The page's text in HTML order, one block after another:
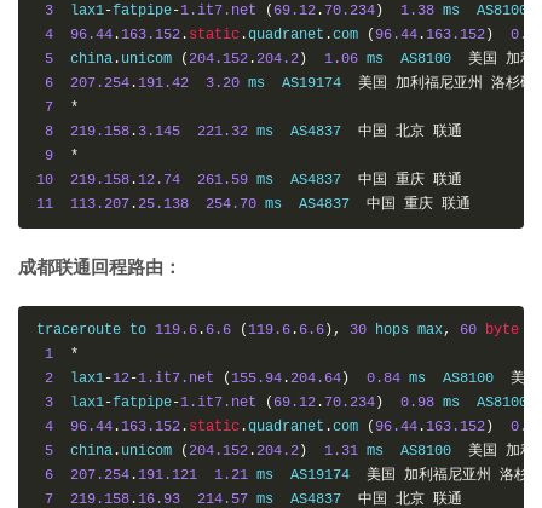
3
  lax1
-fatpipe-1.it7.net ( 69.12 . 70.234) 1.38 ms
4
96.44 . 163.152 . static .quadranet .com (96.44 . 163.152)
5
  china
. unicom (204.152 .204.2) 1.06 ms  AS8100 美国
加利
6
207.254 . 191.42 3.20 ms  AS19174 美国 加利福尼亚州
洛杉矶
7
*
8
219.158 . 3.145 221.32 ms  AS4837 中国 北京 联通
9
*
10
219.158 . 12.74 261.59 ms  AS4837 中国 重庆 联通
11
113.207 .25.138 254.70 ms  AS4837 中国 重庆 联通
成都联通回程路由：
traceroute to 119.6 . 6.6 ( 119.6 . 6.6), 30 hops max, 60 byte
1
*
2
  lax1
-12-1.it7.net ( 155.94 .204.64) 0.84 ms  AS8100 美国
3
  lax1
-fatpipe-1.it7.net ( 69.12 . 70.234) 0.98 ms
4
96.44 . 163.152 . static .quadranet .com (96.44 . 163.152)
5
  china
. unicom (204.152 .204.2) 1.31 ms  AS8100 美国
加利
6
207.254 . 191.121 1.21 ms  AS19174 美国 加利福尼亚州
洛杉矶
7
219.158 . 16.93 214.57 ms  AS4837 中国 北京 联通